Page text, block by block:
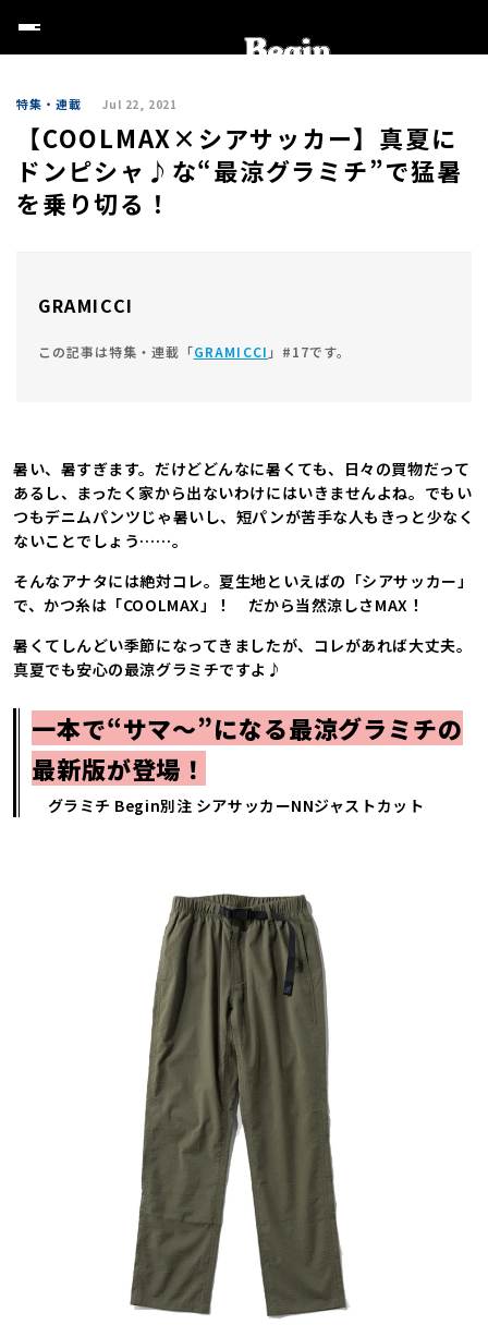
特集・連載 Jul 22, 2021
【COOLMAX×シアサッカー】真夏に
ドンピシャ♪な“最涼グラミチ”で猛暑
を乗り切る！
GRAMICCI
この記事は特集・連載「GRAMICCI 」#17です。
暑い、暑すぎます。だけどどんなに暑くても、日々の買物だって
あるし、まったく家から出ないわけにはいきませんよね。でもい
つもデニムパンツじゃ暑いし、短パンが苦手な人もきっと少なく
ないことでしょう……。
そんなアナタには絶対コレ。夏生地といえばの「シアサッカー」
で、かつ糸は「COOLMAX」！ だから当然涼しさMAX！
暑くてしんどい季節になってきましたが、コレがあれば大丈夫。
真夏でも安心の最涼グラミチですよ♪
一本で“サマ～”になる最涼グラミチの
最新版が登場！
グラミチ Begin別注 シアサッカーNNジャストカット